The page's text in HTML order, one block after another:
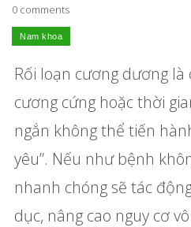
0 comments
Rối loạn cương dương
cương cứng hoặc thời
ngắn không thể tiến
yêu”. Nếu như bệnh
nhanh chóng sẽ tác
dục, nâng cao nguy cơ